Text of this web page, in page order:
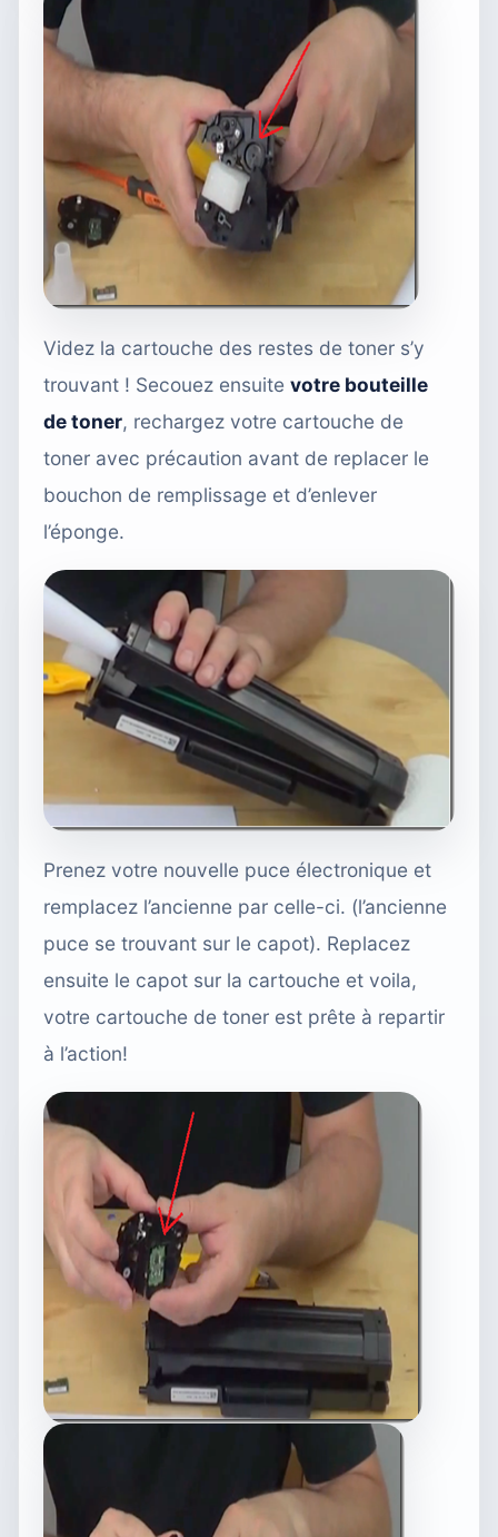
Videz la cartouche des restes de toner s’y
trouvant ! Secouez ensuite votre bouteille
de toner, rechargez votre cartouche de
toner avec précaution avant de replacer le
bouchon de remplissage et d’enlever
l’éponge.
Prenez votre nouvelle puce électronique et
remplacez l’ancienne par celle-ci. (l’ancienne
puce se trouvant sur le capot). Replacez
ensuite le capot sur la cartouche et voila,
votre cartouche de toner est prête à repartir
à l’action!